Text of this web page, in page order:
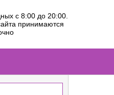
с 8:00 до 20:00.
принимаются